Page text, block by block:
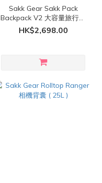
Sakk Gear Sakk Pack
Backpack V2 大容量旅行相
機背囊 ( 52L )
HK$2,698.00